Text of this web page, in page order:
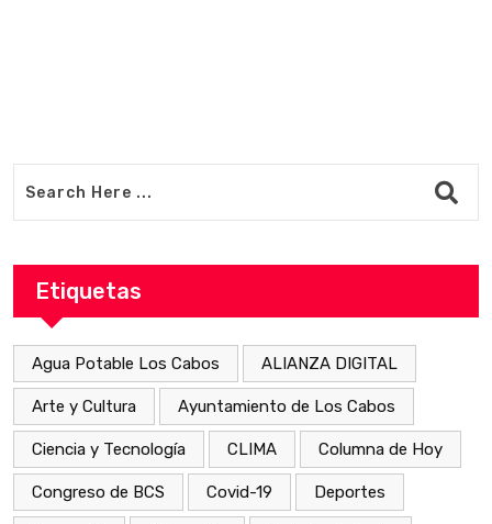
Etiquetas
Agua Potable Los Cabos ALIANZA DIGITAL
Arte y Cultura Ayuntamiento de Los Cabos
Ciencia y Tecnología CLIMA Columna de Hoy
Congreso de BCS Covid-19 Deportes